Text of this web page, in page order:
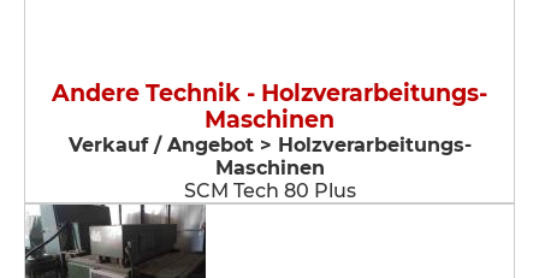
Andere Technik - Holzverarbeitungs-
Maschinen
Verkauf / Angebot > Holzverarbeitungs-
Maschinen
SCM Tech 80 Plus